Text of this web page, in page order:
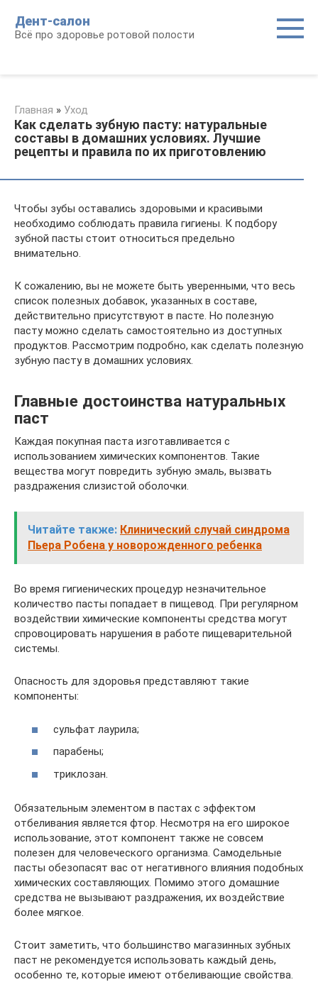
контенту
Дент-салон
Всё про здоровье ротовой полости
Главная » Уход
Как сделать зубную пасту: натуральные
составы в домашних условиях. Лучшие
рецепты и правила по их приготовлению
Чтобы зубы оставались здоровыми и красивыми
необходимо соблюдать правила гигиены. К подбору
зубной пасты стоит относиться предельно
внимательно.
К сожалению, вы не можете быть уверенными, что весь
список полезных добавок, указанных в составе,
действительно присутствуют в пасте. Но полезную
пасту можно сделать самостоятельно из доступных
продуктов. Рассмотрим подробно, как сделать полезную
зубную пасту в домашних условиях.
Главные достоинства натуральных
паст
Каждая покупная паста изготавливается с
использованием химических компонентов. Такие
вещества могут повредить зубную эмаль, вызвать
раздражения слизистой оболочки.
Читайте также: Клинический случай синдрома
Пьера Робена у новорожденного ребенка
Во время гигиенических процедур незначительное
количество пасты попадает в пищевод. При регулярном
воздействии химические компоненты средства могут
спровоцировать нарушения в работе пищеварительной
системы.
Опасность для здоровья представляют такие
компоненты:
сульфат лаурила;
парабены;
триклозан.
Обязательным элементом в пастах с эффектом
отбеливания является фтор. Несмотря на его широкое
использование, этот компонент также не совсем
полезен для человеческого организма. Самодельные
пасты обезопасят вас от негативного влияния подобных
химических составляющих. Помимо этого домашние
средства не вызывают раздражения, их воздействие
более мягкое.
Стоит заметить, что большинство магазинных зубных
паст не рекомендуется использовать каждый день,
особенно те, которые имеют отбеливающие свойства.